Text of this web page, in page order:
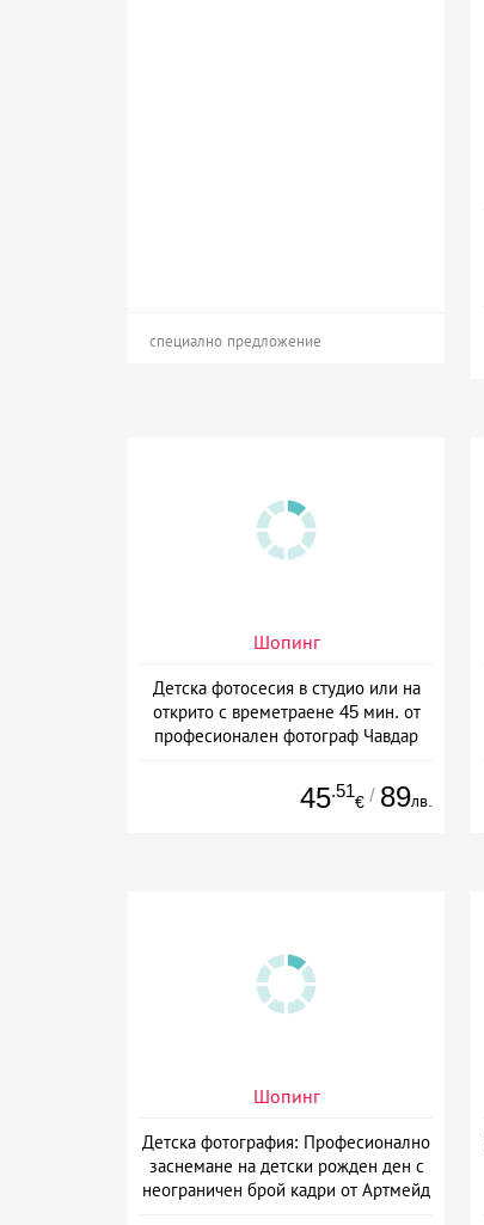
специално предложение
Шопинг
Детска фотосесия в студио или на
открито с времетраене 45 мин. от
професионален фотограф Чавдар
45.51
€ / 89лв.
Шопинг
Детска фотография: Професионално
заснемане на детски рожден ден с
неограничен брой кадри от Артмейд